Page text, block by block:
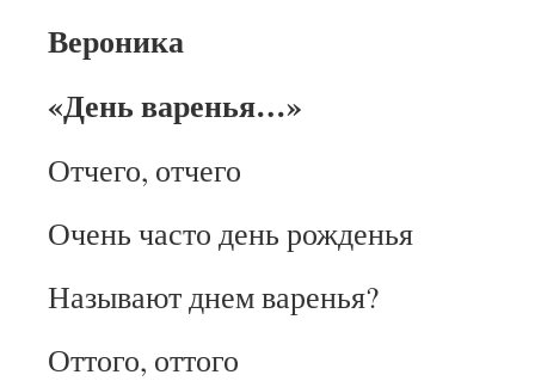
Вероника
«День варенья…»
Отчего, отчего
Очень часто день рожденья
Называют днем варенья?
Оттого, оттого